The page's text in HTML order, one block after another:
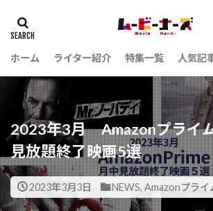
ホーム ライター紹介 特集一覧 人気記
2023年3月 Amazonプライ
見放題終了映画5選
2023年3月3日 NEWS, Amazonプライ